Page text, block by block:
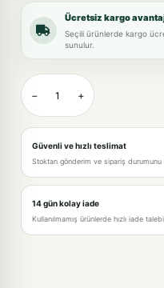
Ücretsiz kargo
Seçili ürünlerde kargo
sunulur.
− +
Güvenli ve hızlı teslimat
Stoktan gönderim ve sipariş durumunu
14 gün kolay iade
Kullanılmamış ürünlerde hızlı iade